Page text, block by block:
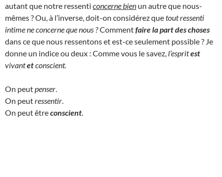
autant que notre ressenti concerne bien un autre que nous-
mêmes ? Ou, à l’inverse, doit-on considérez quetout ressenti
intime ne concerne que nous ?Commentfaire la part des choses
dans ce que nous ressentons et est-ce seulement possible ? Je
donne un indice ou deux : Comme vous le savez, l’espritest
vivantetconscient.
On peutpenser
On peutressentir
On peut êtreconscient